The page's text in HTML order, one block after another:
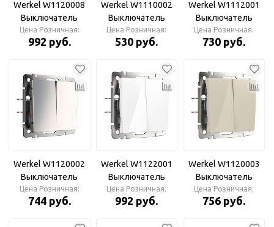
Werkel W1120008
Выключатель
двухклавишный
(черный матовый)
Цена Розничная:
992 руб.
Werkel W1110002
Выключатель
одноклавишный
(глянцевый никель)
Цена Розничная:
530 руб.
Werkel W1112001
Выключатель
одноклавишный
проходной (белый)
Цена Розничная:
730 руб.
Werkel W1120002
Выключатель
двухклавишный
(глянцевый никель)
Цена Розничная:
744 руб.
Werkel W1122001
Выключатель
двухклавишный
проходной (белый)
Цена Розничная:
992 руб.
Werkel W1120003
Выключатель
двухклавишный
(слоновая кость)
Цена Розничная:
756 руб.